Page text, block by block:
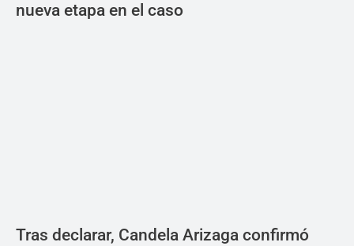
nueva etapa en el caso
Tras declarar, Candela Arizaga confirmó